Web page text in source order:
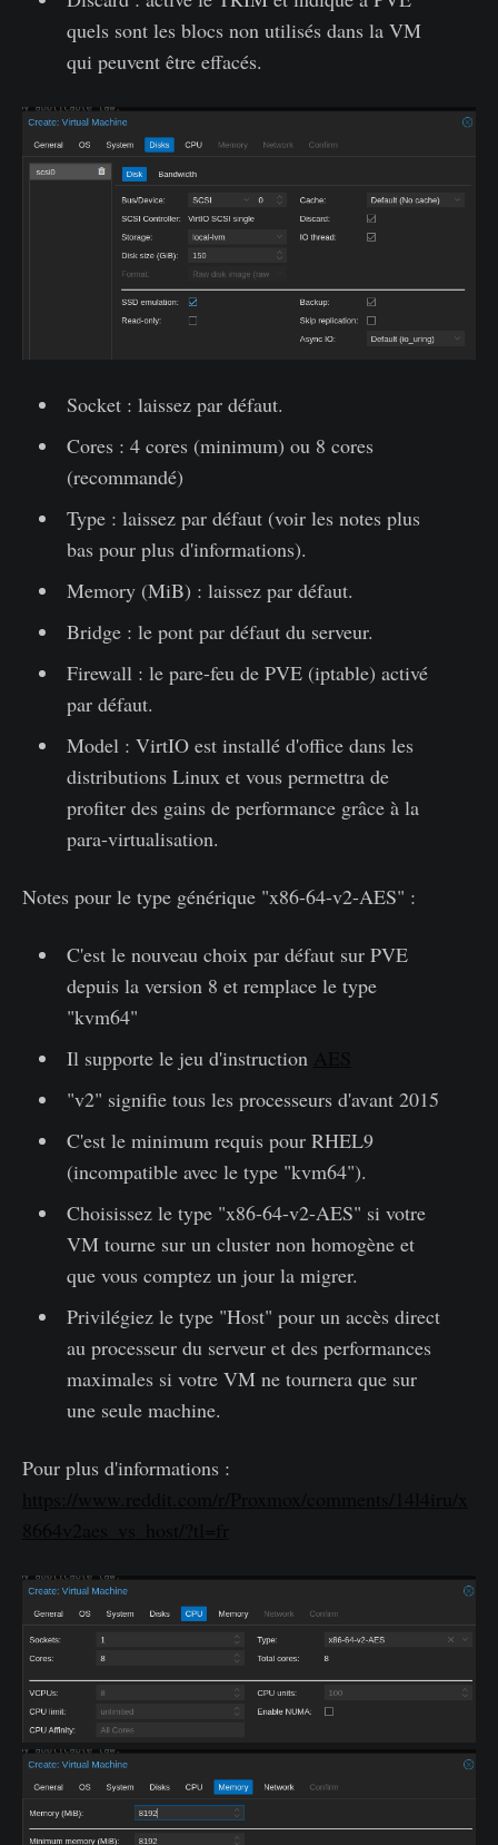
quels sont les blocs non utilisés dans la VM
qui peuvent être effacés.
Socket : laissez par défaut.
Cores : 4 cores (minimum) ou 8 cores
(recommandé)
Type : laissez par défaut (voir les notes plus
bas pour plus d'informations).
Memory (MiB) : laissez par défaut.
Bridge : le pont par défaut du serveur.
Firewall : le pare-feu de PVE (iptable) activé
par défaut.
Model : VirtIO est installé d'office dans les
distributions Linux et vous permettra de
profiter des gains de performance grâce à la
para-virtualisation.
Notes pour le type générique "x86-64-v2-AES" :
C'est le nouveau choix par défaut sur PVE
depuis la version 8 et remplace le type
"kvm64"
Il supporte le jeu d'instruction
"v2" signifie tous les processeurs d'avant 2015
C'est le minimum requis pour RHEL9
(incompatible avec le type "kvm64").
Choisissez le type "x86-64-v2-AES" si votre
VM tourne sur un cluster non homogène et
que vous comptez un jour la migrer.
Privilégiez le type "Host" pour un accès direct
au processeur du serveur et des performances
maximales si votre VM ne tournera que sur
une seule machine.
Pour plus d'informations :